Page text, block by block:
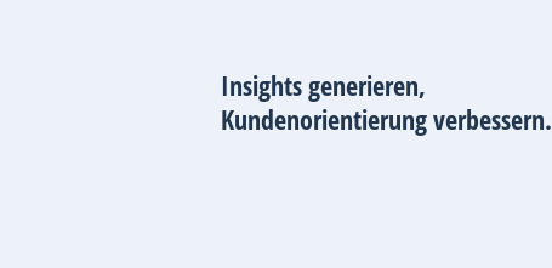
Insights generieren,
Kundenorientierung verbessern.